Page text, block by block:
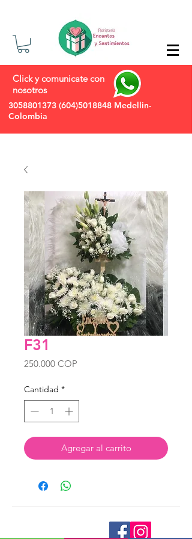
Click y comunicate con
nosotros
3058801373 (604)5018848 Medellin-
Colombia
F31
250.000 COP
Cantidad *
Agregar al carrito